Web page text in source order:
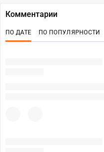
Комментарии
ПО ДАТЕ ПО ПОПУЛЯРНОСТИ